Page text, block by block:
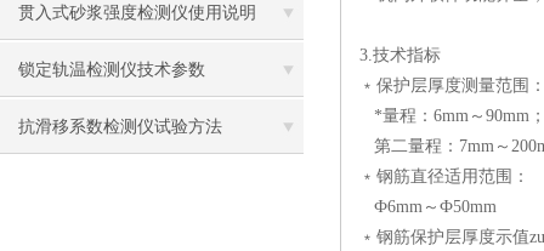
贯入式砂浆强度检测仪使用说明
锁定轨温检测仪技术参数
抗滑移系数检测仪试验方法
3.技术指标
﹡保护层厚度测量范围
*量程：6mm～90mm
第二量程：7mm～
﹡钢筋直径适用范围：
Ф6mm～Ф50mm
﹡钢筋保护层厚度示值